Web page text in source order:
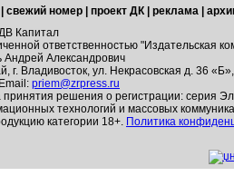
свежий номер проект ДК реклама
Капитал
ответственностью "Издательская
Андрей Александрович
г. Владивосток, ул. Некрасовская д. 36
priem@zrpress.ru
принятия решения о регистрации: серия
технологий и массовых
категории 18+. Политика